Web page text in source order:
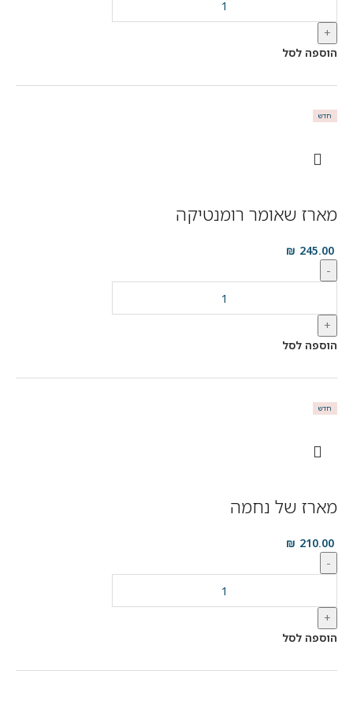
+
הוספה לסל
חדש
מארז שאומר רומנטיקה
245.00
₪
-
+
הוספה לסל
חדש
מארז של נחמה
210.00
₪
-
+
הוספה לסל